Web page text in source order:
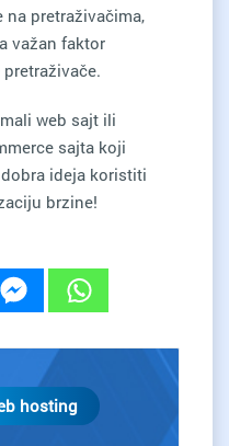
pretraživačima,
važan faktor
web sajt ili
sajta koji
ideja koristiti
brzine!
hosting